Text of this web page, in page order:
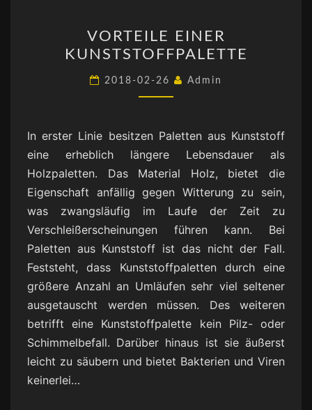
EINER
KUNSTSTOFFPALETTE
VORTEILE EINER
KUNSTSTOFFPALETTE
2018-02-26 Admin
In erster Linie besitzen Paletten aus Kunststoff
eine erheblich längere Lebensdauer als
Holzpaletten. Das Material Holz, bietet die
Eigenschaft anfällig gegen Witterung zu sein,
was zwangsläufig im Laufe der Zeit zu
Verschleißerscheinungen führen kann. Bei
Paletten aus Kunststoff ist das nicht der Fall.
Feststeht, dass Kunststoffpaletten durch eine
größere Anzahl an Umläufen sehr viel seltener
ausgetauscht werden müssen. Des weiteren
betrifft eine Kunststoffpalette kein Pilz- oder
Schimmelbefall. Darüber hinaus ist sie äußerst
leicht zu säubern und bietet Bakterien und Viren
keinerlei…